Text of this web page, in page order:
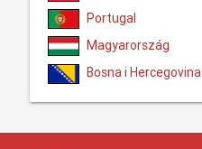
Portugal
Magyarország
Bosna i Hercegovina